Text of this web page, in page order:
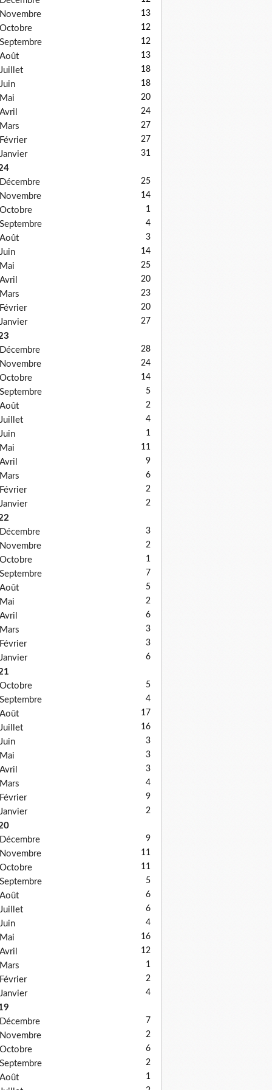
Novembre 13
Octobre 12
Septembre 12
Août 13
Juillet 18
Juin 18
Mai 20
Avril 24
Mars 27
Février 27
Janvier 31
Décembre
25
Novembre 14
Octobre 1
Septembre 4
Août 3
Juin 14
Mai 25
Avril 20
Mars 23
Février 20
Janvier 27
Décembre
28
Novembre 24
Octobre 14
Septembre 5
Août 2
Juillet 4
Juin 1
Mai 11
Avril 9
Mars 6
Février 2
Janvier 2
Décembre
3
Novembre 2
Octobre 1
Septembre 7
Août 5
Mai 2
Avril 6
Mars 3
Février 3
Janvier 6
Octobre
5
Septembre 4
Août 17
Juillet 16
Juin 3
Mai 3
Avril 3
Mars 4
Février 9
Janvier 2
Décembre
9
Novembre 11
Octobre 11
Septembre 5
Août 6
Juillet 6
Juin 4
Mai 16
Avril 12
Mars 1
Février 2
Janvier 4
Décembre
7
Novembre 2
Octobre 6
Septembre 2
Août 1